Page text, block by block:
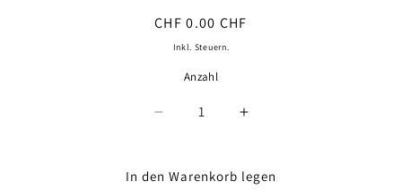
Normaler
Preis
CHF 0.00 CHF
Inkl. Steuern.
Anzahl
Anzahl
Verringere
für
Erhöhe
für
In den Warenkorb legen